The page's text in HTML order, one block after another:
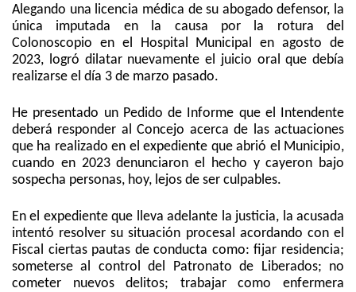
Alegando una licencia médica de su abogado defensor, la
única imputada en la causa por la rotura del
Colonoscopio en el Hospital Municipal en agosto de
2023, logró dilatar nuevamente el juicio oral que debía
realizarse el día 3 de marzo pasado.
He presentado un Pedido de Informe que el Intendente
deberá responder al Concejo acerca de las actuaciones
que ha realizado en el expediente que abrió el Municipio,
cuando en 2023 denunciaron el hecho y cayeron bajo
sospecha personas, hoy, lejos de ser culpables.
En el expediente que lleva adelante la justicia, la acusada
intentó resolver su situación procesal acordando con el
Fiscal ciertas pautas de conducta como: fijar residencia;
someterse al control del Patronato de Liberados; no
cometer nuevos delitos; trabajar como enfermera